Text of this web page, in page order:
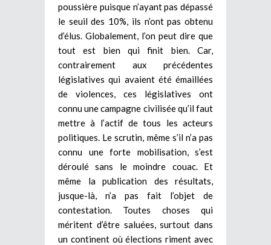
poussière puisque n’ayant pas dépassé
le seuil des 10%, ils n’ont pas obtenu
d’élus. Globalement, l’on peut dire que
tout est bien qui finit bien. Car,
contrairement aux précédentes
législatives qui avaient été émaillées
de violences, ces législatives ont
connu une campagne civilisée qu’il faut
mettre à l’actif de tous les acteurs
politiques. Le scrutin, même s’il n’a pas
connu une forte mobilisation, s’est
déroulé sans le moindre couac. Et
même la publication des résultats,
jusque-là, n’a pas fait l’objet de
contestation. Toutes choses qui
méritent d’être saluées, surtout dans
un continent où élections riment avec